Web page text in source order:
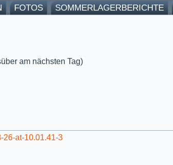
FOTOS SOMMERLAGERBERICHTE
am nächsten Tag)